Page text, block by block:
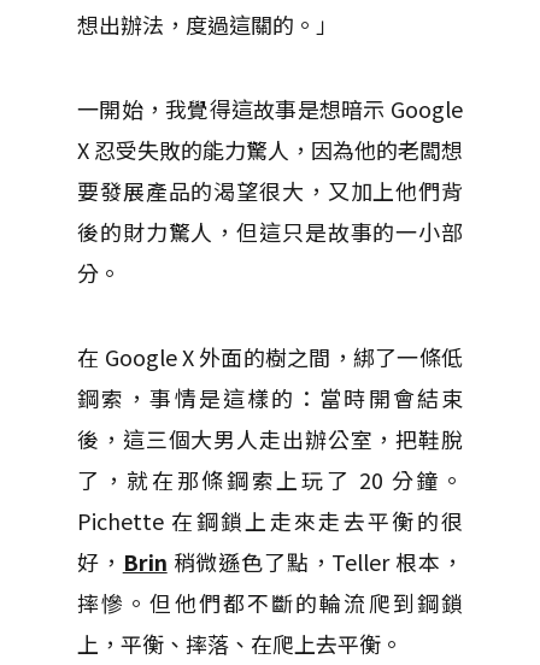
想出辦法，度過這關的。」
一開始，我覺得這故事是想暗示 Google
X 忍受失敗的能力驚人，因為他的老闆想
要發展產品的渴望很大，又加上他們背
後的財力驚人，但這只是故事的一小部
分。
在 Google X 外面的樹之間，綁了一條低
鋼索，事情是這樣的：當時開會結束
後，這三個大男人走出辦公室，把鞋脫
了，就在那條鋼索上玩了 20 分鐘。
Pichette 在鋼鎖上走來走去平衡的很
好， Brin 稍微遜色了點，Teller 根本，
摔慘。但他們都不斷的輪流爬到鋼鎖
上，平衡、摔落、在爬上去平衡。